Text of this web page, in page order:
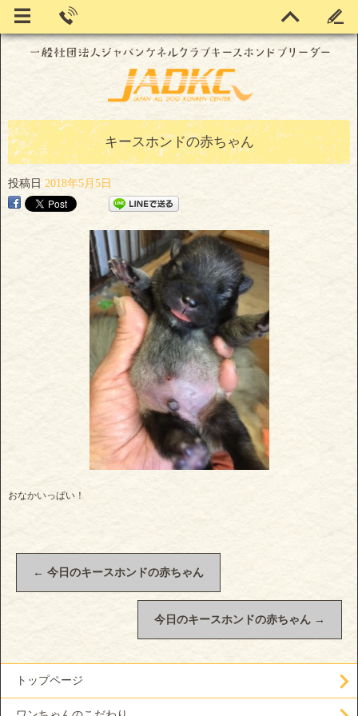
キースホンドの赤ちゃん
投稿日 2018年5月5日
おなかいっぱい！
← 今日のキースホンドの赤ちゃん
今日のキースホンドの赤ちゃん →
トップページ